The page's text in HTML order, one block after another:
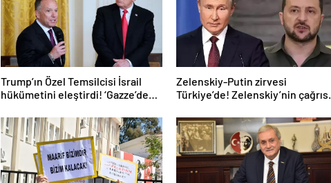
Trump’ın Özel Temsilcisi İsrail
hükümetini eleştirdi! ‘Gazze’deki
Zelenskiy-Putin zirvesi
Türkiye’de! Zelenskiy’nin çağrısı